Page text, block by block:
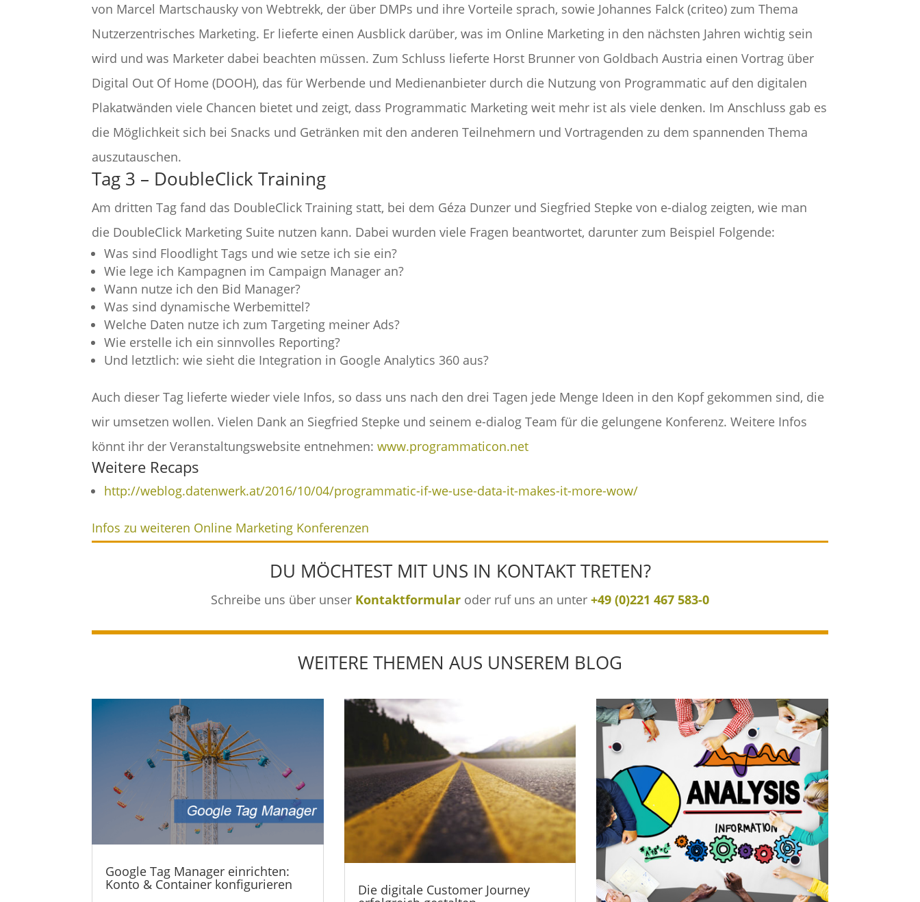
von Marcel Martschausky von Webtrekk, der über DMPs und ihre Vorteile sprach, sowie Johannes Falck (criteo) zum Thema
Nutzerzentrisches Marketing. Er lieferte einen Ausblick darüber, was im Online Marketing in den nächsten Jahren wichtig sein
wird und was Marketer dabei beachten müssen. Zum Schluss lieferte Horst Brunner von Goldbach Austria einen Vortrag über
Digital Out Of Home (DOOH), das für Werbende und Medienanbieter durch die Nutzung von Programmatic auf den digitalen
Plakatwänden viele Chancen bietet und zeigt, dass Programmatic Marketing weit mehr ist als viele denken. Im Anschluss gab es
die Möglichkeit sich bei Snacks und Getränken mit den anderen Teilnehmern und Vortragenden zu dem spannenden Thema
auszutauschen.
Tag 3 – DoubleClick Training
Am dritten Tag fand das DoubleClick Training statt, bei dem Géza Dunzer und Siegfried Stepke von e-dialog zeigten, wie man
die DoubleClick Marketing Suite nutzen kann. Dabei wurden viele Fragen beantwortet, darunter zum Beispiel Folgende:
Was sind Floodlight Tags und wie setze ich sie ein?
Wie lege ich Kampagnen im Campaign Manager an?
Wann nutze ich den Bid Manager?
Was sind dynamische Werbemittel?
Welche Daten nutze ich zum Targeting meiner Ads?
Wie erstelle ich ein sinnvolles Reporting?
Und letztlich: wie sieht die Integration in Google Analytics 360 aus?
Auch dieser Tag lieferte wieder viele Infos, so dass uns nach den drei Tagen jede Menge Ideen in den Kopf gekommen sind, die
wir umsetzen wollen. Vielen Dank an Siegfried Stepke und seinem e-dialog Team für die gelungene Konferenz. Weitere Infos
könnt ihr der Veranstaltungswebsite entnehmen:www.programmaticon.net
Weitere Recaps
http://weblog.datenwerk.at/2016/10/04/programmatic-if-we-use-data-it-makes-it-more-wow/
Infos zu weiteren Online Marketing Konferenzen
DU MÖCHTEST MIT UNS IN KONTAKT TRETEN?
Schreibe uns über unser Kontaktformular oder ruf uns an unter +49 (0)221 467 583-0
WEITERE THEMEN AUS UNSEREM BLOG
Google Tag Manager einrichten:
Konto & Container konfigurieren Die digitale Customer Journey